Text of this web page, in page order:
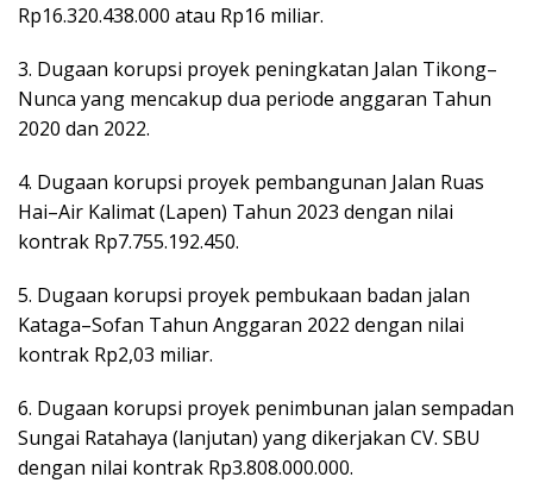
Rp16.320.438.000 atau Rp16 miliar.
3. Dugaan korupsi proyek peningkatan Jalan Tikong–
Nunca yang mencakup dua periode anggaran Tahun
2020 dan 2022.
4. Dugaan korupsi proyek pembangunan Jalan Ruas
Hai–Air Kalimat (Lapen) Tahun 2023 dengan nilai
kontrak Rp7.755.192.450.
5. Dugaan korupsi proyek pembukaan badan jalan
Kataga–Sofan Tahun Anggaran 2022 dengan nilai
kontrak Rp2,03 miliar.
6. Dugaan korupsi proyek penimbunan jalan sempadan
Sungai Ratahaya (lanjutan) yang dikerjakan CV. SBU
dengan nilai kontrak Rp3.808.000.000.